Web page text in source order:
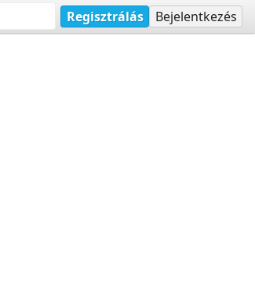
Regisztrálás Bejelentkezés